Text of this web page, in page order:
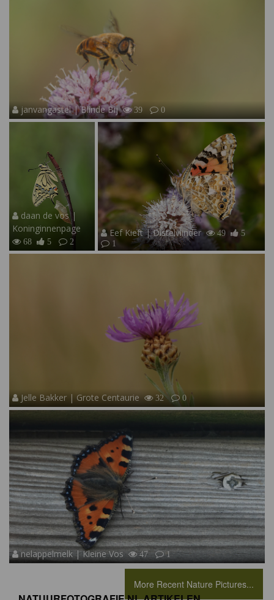
janvangastel | Blinde Bij 39 0
daan de vos |
Koninginnenpage
68 5 2
Eef Kieft | Distelvlinder 49
5
1
Jelle Bakker | Grote Centaurie 32 0
nelappelmelk | Kleine Vos 47 1
More Recent Nature Pictures...